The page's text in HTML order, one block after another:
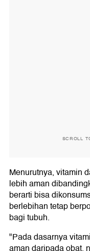
SCROLL
Menurutnya, vitamin
lebih aman
berarti bisa
berlebihan tetap
bagi tubuh.
"Pada dasarnya